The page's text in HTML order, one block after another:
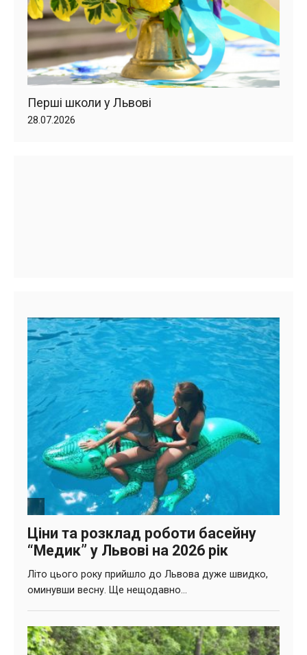
Перші школи у Львові
28.07.2026